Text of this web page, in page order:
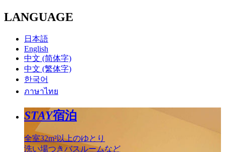
LANGUAGE
日本語
English
中文 (简体字)
中文 (繁体字)
한국어
ภาษาไทย
STAY宿泊
全室32m²以上のゆとり
洗い場つきバスルームなど